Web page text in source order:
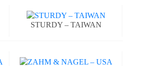
STURDY – TAIWAN